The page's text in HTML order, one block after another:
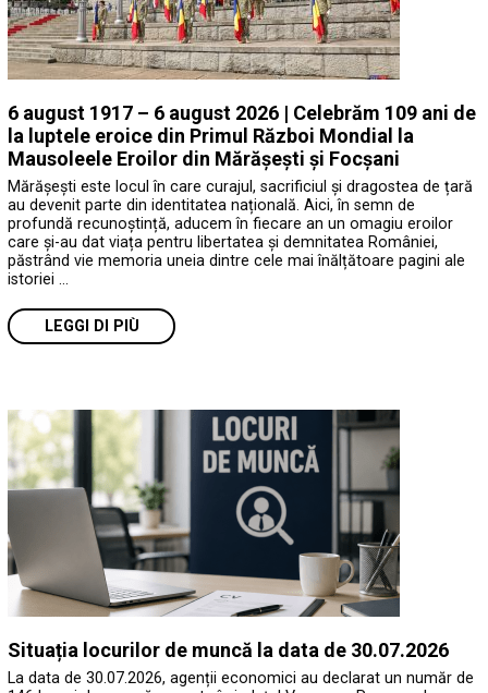
6 august 1917 – 6 august 2026 | Celebrăm 109 ani de
la luptele eroice din Primul Război Mondial la
Mausoleele Eroilor din Mărășești și Focșani
Mărășești este locul în care curajul, sacrificiul și dragostea de țară
au devenit parte din identitatea națională. Aici, în semn de
profundă recunoștință, aducem în fiecare an un omagiu eroilor
care și-au dat viața pentru libertatea și demnitatea României,
păstrând vie memoria uneia dintre cele mai înălțătoare pagini ale
istoriei …
LEGGI DI PIÙ
Situația locurilor de muncă la data de 30.07.2026
La data de 30.07.2026, agenții economici au declarat un număr de